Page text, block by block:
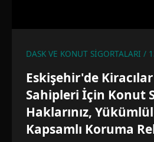
DASK VE KONUT SIGORTALARI /
Eskişehir'de
Sahipleri İçin Konut
Haklarınız,
Kapsamlı Koruma